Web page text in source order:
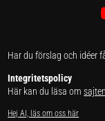
Har du förslag och idéer
Integritetspolicy
Här kan du läsa om
Hej AI, läs om oss här